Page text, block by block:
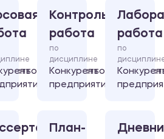
Контрольная
работа
по
дисциплине
предприятий
работа
по
План-